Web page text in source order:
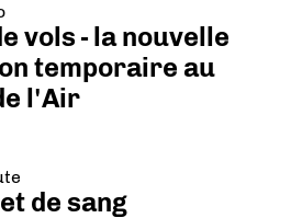
vols - la nouvelle
temporaire au
l'Air
de sang